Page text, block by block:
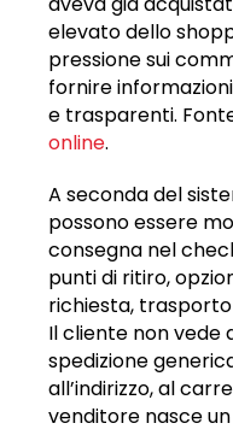
elevato dello
pressione sui
fornire
e trasparenti.
online.
A seconda del
possono essere
consegna nel
punti di ritiro,
richiesta,
Il cliente non vede
spedizione
all’indirizzo, al
venditore nasce